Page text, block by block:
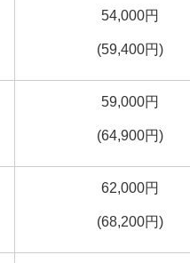
54,000円
(59,400円)
59,000円
(64,900円)
62,000円
(68,200円)